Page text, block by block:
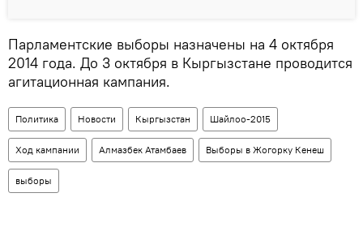
Парламентские выборы назначены на 4 октября
2014 года. До 3 октября в Кыргызстане проводится
агитационная кампания.
Политика Новости Кыргызстан Шайлоо-2015
Ход кампании Алмазбек Атамбаев Выборы в Жогорку Кенеш
выборы